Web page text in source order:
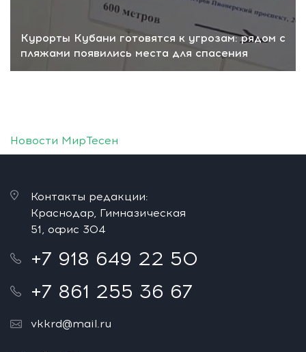
Курорты Кубани готовятся к угрозам: рядом с
пляжами появились места для спасения
Новости МирТесен
Контакты редакции:
Краснодар, Гимназическая
51, офис 304
+7 918 649 22 50
+7 861 255 36 67
vkkrd@mail.ru